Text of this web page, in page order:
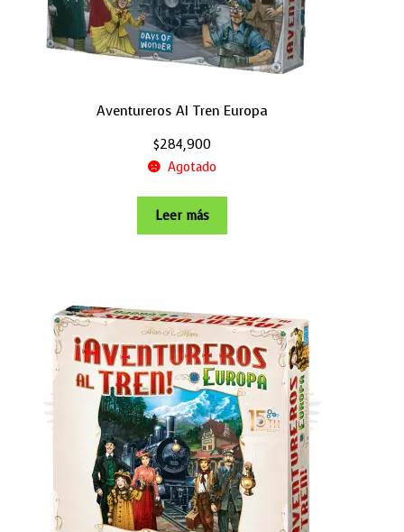
Aventureros Al Tren Europa
$284,900
Agotado
Leer más